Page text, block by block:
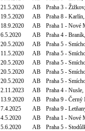
21.5.2020 AB
Praha 3 -
19.5.2020 AB
Praha 8 -
18.9.2020 AB
Praha 1 - Nové
6.5.2020 AB
Praha 4 -
20.5.2020 AB
Praha 5 -
11.5.2020 AB
Praha 5 -
20.5.2020 AB
Praha 5 -
20.5.2020 AB
Praha 5 -
20.5.2020 AB
Praha 5 -
2.11.2023 AB
Praha 4 -
13.9.2020 AB
Praha 9 -
7.4.2025 AB
Praha 9 -
4.5.2020 AB
Praha 1 - Nové
5.6.2020 AB
Praha 5 -